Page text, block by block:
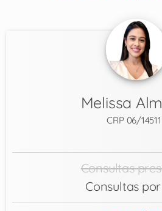
Melissa
CRP 06/
Consultas
Consultas